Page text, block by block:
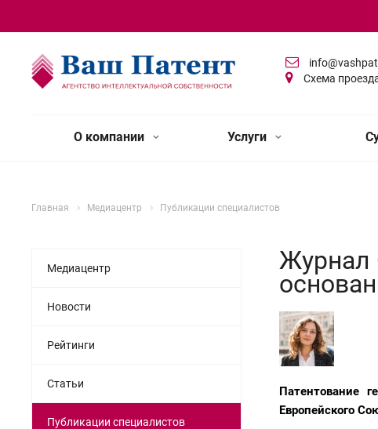
Схема
О компании Услуги
Главная Медиацентр Публикации специалистов
Журнал
Патентование
Европейского
Медиацентр
Новости
Рейтинги
Статьи
Публикации специалистов